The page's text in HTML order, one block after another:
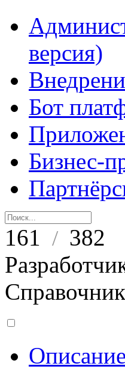
версия)
Бот
Бизнес-
161 / 382
Справочник